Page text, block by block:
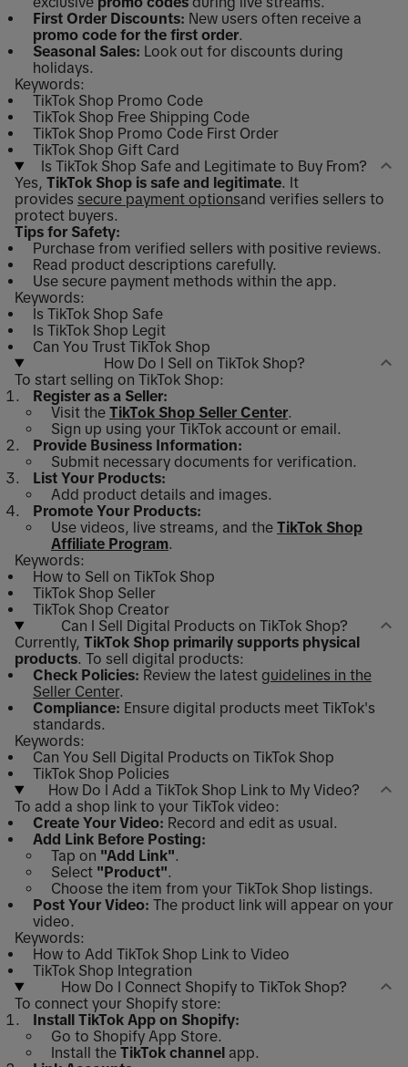
First Order Discounts: New users often receive a
promo code for the first order.
Seasonal Sales: Look out for discounts during
holidays.
Keywords:
TikTok Shop Promo Code
TikTok Shop Free Shipping Code
TikTok Shop Promo Code First Order
TikTok Shop Gift Card
Is TikTok Shop Safe and Legitimate to Buy From?
Yes, TikTok Shop is safe and legitimate. It
provides secure payment optionsand verifies sellers to
protect buyers.
Tips for Safety:
Purchase from verified sellers with positive reviews.
Read product descriptions carefully.
Use secure payment methods within the app.
Keywords:
Is TikTok Shop Safe
Is TikTok Shop Legit
Can You Trust TikTok Shop
How Do I Sell on TikTok Shop?
To start selling on TikTok Shop:
Register as a Seller:
Visit the TikTok Shop Seller Center.
Sign up using your TikTok account or email.
Provide Business Information:
Submit necessary documents for verification.
List Your Products:
Add product details and images.
Promote Your Products:
Use videos, live streams, and the TikTok Shop
Affiliate Program.
Keywords:
How to Sell on TikTok Shop
TikTok Shop Seller
TikTok Shop Creator
Can I Sell Digital Products on TikTok Shop?
Currently, TikTok Shop primarily supports physical
products. To sell digital products:
Check Policies: Review the latest guidelines in the
Seller Center.
Compliance: Ensure digital products meet TikTok's
standards.
Keywords:
Can You Sell Digital Products on TikTok Shop
TikTok Shop Policies
How Do I Add a TikTok Shop Link to My Video?
To add a shop link to your TikTok video:
Create Your Video: Record and edit as usual.
Add Link Before Posting:
Tap on "Add Link".
Select "Product".
Choose the item from your TikTok Shop listings.
Post Your Video: The product link will appear on your
video.
Keywords:
How to Add TikTok Shop Link to Video
TikTok Shop Integration
How Do I Connect Shopify to TikTok Shop?
To connect your Shopify store:
Install TikTok App on Shopify:
Go to Shopify App Store.
Install the TikTok channel app.